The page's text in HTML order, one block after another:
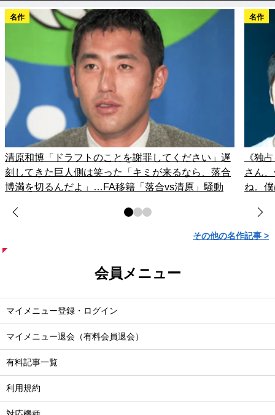
名作
清原和博「ドラフトのことを謝罪してください」遅
刻してきた巨人側は笑った「キミが来るなら、落合
博満を切るんだよ」…FA移籍「落合vs清原」騒動
名作
《独
さん
ね。
その他の名作記事 >
会員メニュー
マイメニュー登録・ログイン
マイメニュー退会（有料会員退会）
有料記事一覧
利用規約